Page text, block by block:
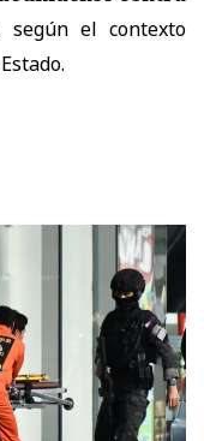
según el contexto